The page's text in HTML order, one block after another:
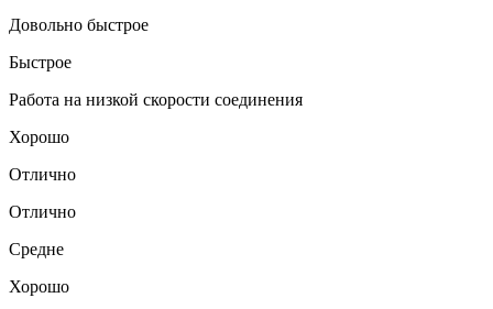
Довольно быстрое
Быстрое
Работа на низкой скорости соединения
Хорошо
Отлично
Отлично
Средне
Хорошо